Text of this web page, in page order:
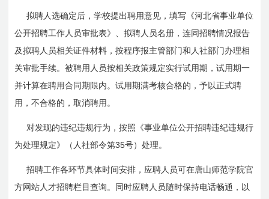
拟聘人选确定后，学校提出聘用意见，填写《河北省事业单位
公开招聘工作人员审批表》、拟聘人员名册，连同招聘情况报告
及拟聘人员相关证件材料，按程序报主管部门和人社部门办理相
关审批手续。被聘用人员按相关政策规定实行试用期，试用期一
并计算在聘用合同期限内。试用期满考核合格的，予以正式聘
用，不合格的，取消聘用。
对发现的违纪违规行为，按照《事业单位公开招聘违纪违规行
为处理规定》（人社部令第35号）处理。
招聘工作各环节具体时间安排，应聘人员可在唐山师范学院官
方网站人才招聘栏目查询。同时应聘人员随时保持电话畅通，以